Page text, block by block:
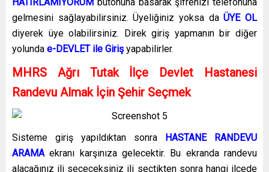
gelmesini sağlayabilirsiniz. Üyeliğiniz yoksa daÜYE OL
diyerek üye olabilirsiniz. Direk giriş yapmanın bir diğer
yolunda e-DEVLET ile Giriş yapabilirler.
MHRS Ağrı Tutak İlçe Devlet Hastanesi
Randevu Almak İçin Şehir Seçmek
Sisteme giriş yapıldıktan sonra HASTANE RANDEVU
ARAMA ekranı karşınıza gelecektir. Bu ekranda randevu
alacağınız ili seçeceksiniz ili seçtikten sonra hangi ilçede